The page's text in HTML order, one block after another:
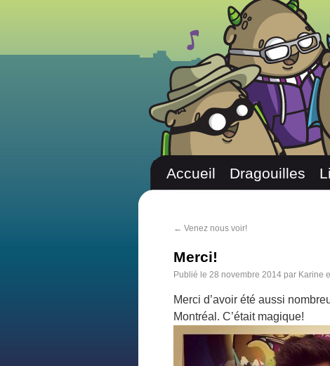
Accueil Dragouilles
← Venez nous voir!
Merci!
Publié le 28 novembre 2014 par Karine
Merci d’avoir été aussi
Montréal. C’était magique!